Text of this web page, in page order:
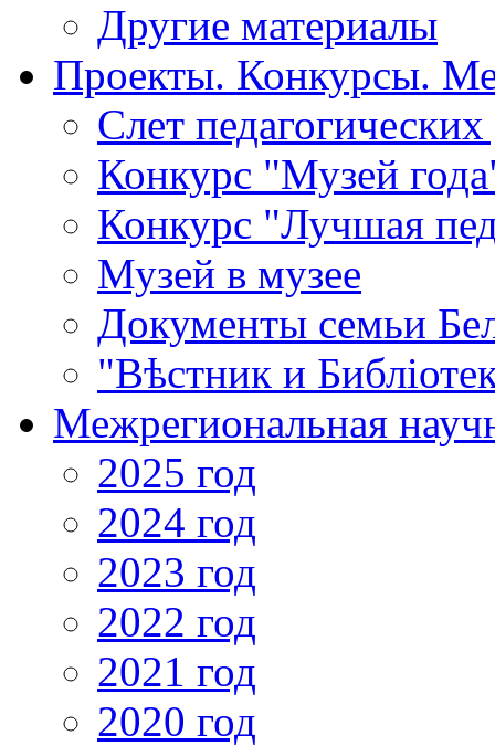
Другие материалы
Проекты. Конкурсы.
Cлет
Конкурс "Музей
Конкурс "Лучшая
Музей в музее
Документы семьи
"Вѣстник и
Межрегиональная
2025 год
2024 год
2023 год
2022 год
2021 год
2020 год